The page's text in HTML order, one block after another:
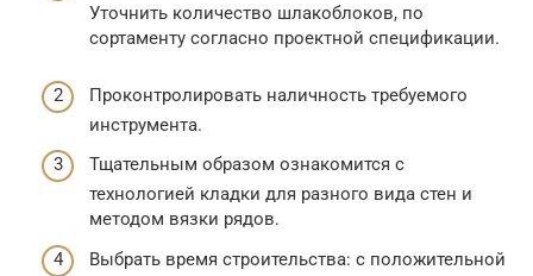
Уточнить количество шлакоблоков, по
сортаменту согласно проектной спецификации.
Проконтролировать наличность требуемого
инструмента.
Тщательным образом ознакомится с
технологией кладки для разного вида стен и
методом вязки рядов.
Выбрать время строительства: с положительной